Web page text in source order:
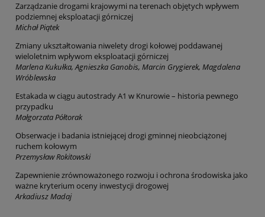
Zarządzanie drogami krajowymi na terenach objętych wpływem
podziemnej eksploatacji górniczej
Michał Piątek
Zmiany ukształtowania niwelety drogi kołowej poddawanej
wieloletnim wpływom eksploatacji górniczej
Marlena Kukułka, Agnieszka Ganobis, Marcin Grygierek, Magdalena
Wróblewska
Estakada w ciągu autostrady A1 w Knurowie – historia pewnego
przypadku
Małgorzata Półtorak
Obserwacje i badania istniejącej drogi gminnej nieobciążonej
ruchem kołowym
Przemysław Rokitowski
Zapewnienie zrównoważonego rozwoju i ochrona środowiska jako
ważne kryterium oceny inwestycji drogowej
Arkadiusz Madaj